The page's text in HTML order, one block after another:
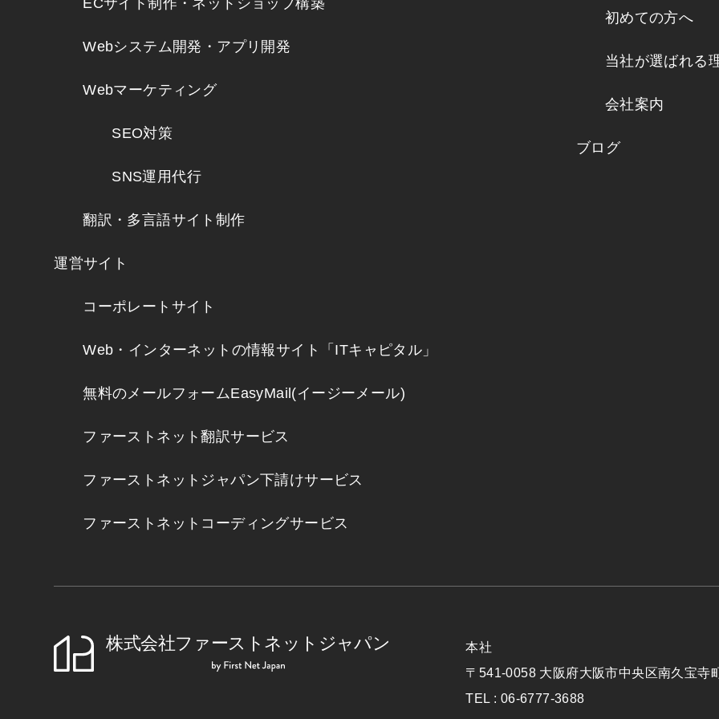
ECサイト制作・ネットショップ構築
Webシステム開発・アプリ開発
Webマーケティング
SEO対策
SNS運用代行
翻訳・多言語サイト制作
運営サイト
コーポレートサイト
Web・インターネットの情報サイト「ITキャピタル」
無料のメールフォームEasyMail(イージーメール)
ファーストネット翻訳サービス
ファーストネットジャパン下請けサービス
ファーストネットコーディングサービス
初めての方へ
当社が選ばれる
会社案内
ブログ
株式会社ファーストネットジャパン
本社
〒541-0058 大阪府大阪市中央区南久宝寺
TEL : 06-6777-3688